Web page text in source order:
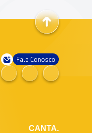
Fale Conosco
CANTA.